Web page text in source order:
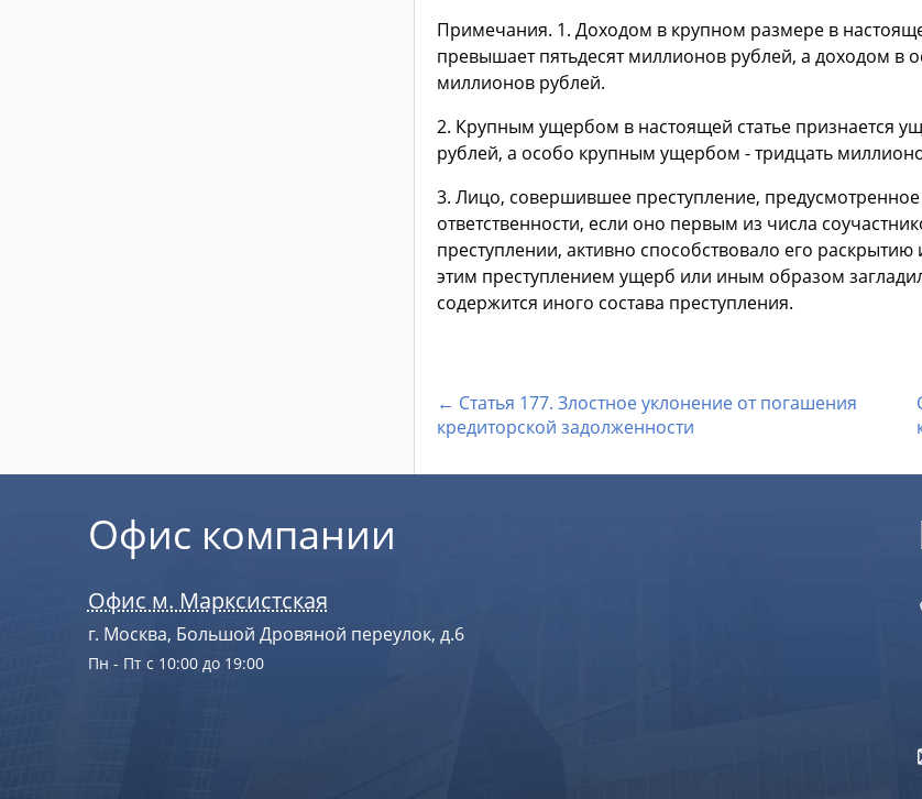
Примечания. 1. Доходом в крупном размере в
превышает пятьдесят миллионов рублей, а доходом в
миллионов рублей.
2. Крупным ущербом в настоящей статье признается
рублей, а особо крупным ущербом - тридцать
3. Лицо, совершившее преступление,
ответственности, если оно первым из числа
преступлении, активно способствовало его
этим преступлением ущерб или иным образом
содержится иного состава преступления.
← Статья 177. Злостное уклонение от погашения
кредиторской задолженности
Офис компании
Офис м. Марксистская
г. Москва, Большой Дровяной переулок, д.6
Пн - Пт с 10:00 до 19:00